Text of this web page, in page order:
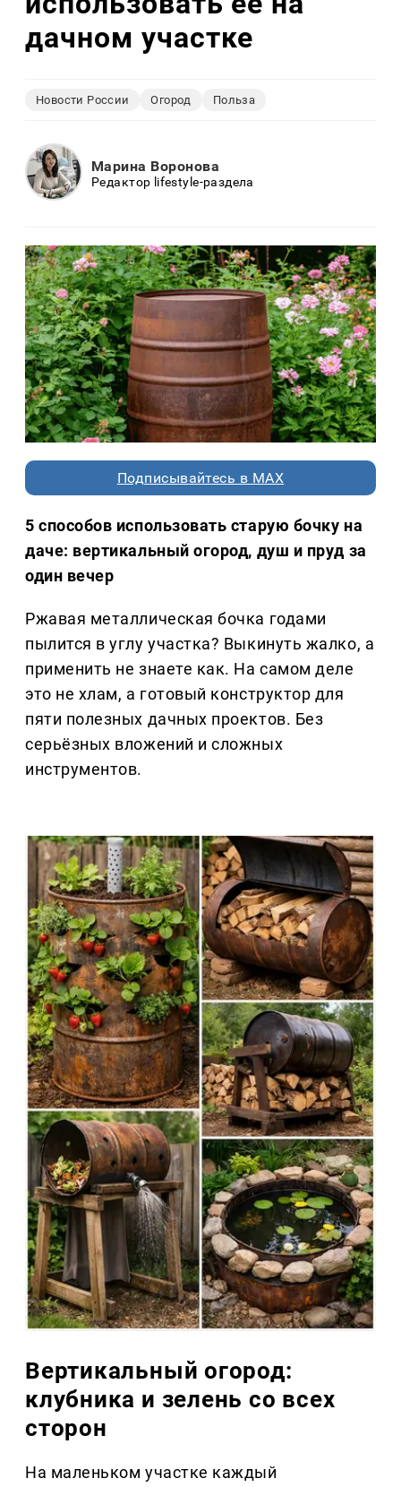
дачном участке
Новости России Огород Польза
Марина Воронова
Редактор lifestyle-раздела
Подписывайтесь в MAX
5 способов использовать старую бочку на
даче: вертикальный огород, душ и пруд за
один вечер
Ржавая металлическая бочка годами
пылится в углу участка? Выкинуть жалко, а
применить не знаете как. На самом деле
это не хлам, а готовый конструктор для
пяти полезных дачных проектов. Без
серьёзных вложений и сложных
инструментов.
Вертикальный огород:
клубника и зелень со всех
сторон
На маленьком участке каждый